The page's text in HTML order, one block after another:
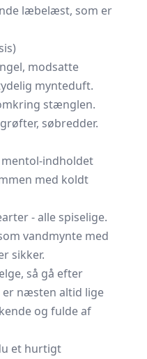
læbelæst, som er
modsatte
mynteduft.
stænglen.
søbredder.
mentol-indholdet
med koldt
- alle spiselige.
vandmynte med
sikker.
så gå efter
næsten altid lige
og fulde af
et hurtigt